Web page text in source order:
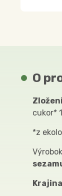
O
cukor*
*z